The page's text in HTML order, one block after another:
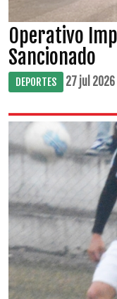
Operativo
Sancionado
DEPORTES 27 jul 2026